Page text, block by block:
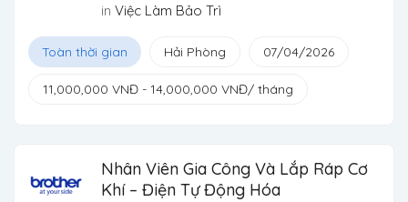
in Việc Làm Bảo Trì
Toàn thời gian Hải Phòng 07/04/2026
11,000,000 VNĐ - 14,000,000 VNĐ/ tháng
Nhân Viên Gia Công Và Lắp Ráp Cơ
Khí – Điện Tự Động Hóa